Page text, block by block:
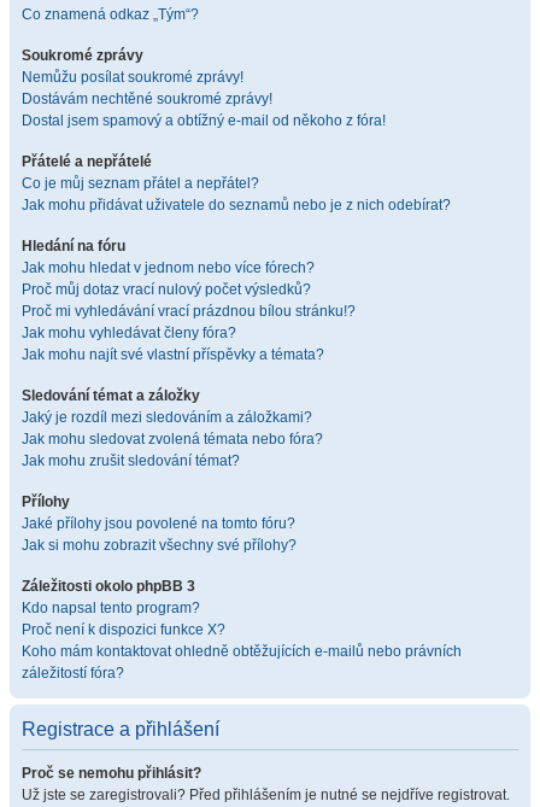
Co znamená odkaz „Tým“?
Soukromé zprávy
Nemůžu posílat soukromé zprávy!
Dostávám nechtěné soukromé zprávy!
Dostal jsem spamový a obtížný e-mail od někoho z fóra!
Přátelé a nepřátelé
Co je můj seznam přátel a nepřátel?
Jak mohu přidávat uživatele do seznamů nebo je z nich odebírat?
Hledání na fóru
Jak mohu hledat v jednom nebo více fórech?
Proč můj dotaz vrací nulový počet výsledků?
Proč mi vyhledávání vrací prázdnou bílou stránku!?
Jak mohu vyhledávat členy fóra?
Jak mohu najít své vlastní příspěvky a témata?
Sledování témat a záložky
Jaký je rozdíl mezi sledováním a záložkami?
Jak mohu sledovat zvolená témata nebo fóra?
Jak mohu zrušit sledování témat?
Přílohy
Jaké přílohy jsou povolené na tomto fóru?
Jak si mohu zobrazit všechny své přílohy?
Záležitosti okolo phpBB 3
Kdo napsal tento program?
Proč není k dispozici funkce X?
Koho mám kontaktovat ohledně obtěžujících e-mailů nebo právních
záležitostí fóra?
Registrace a přihlášení
Proč se nemohu přihlásit?
Už jste se zaregistrovali? Před přihlášením je nutné se nejdříve registrovat.